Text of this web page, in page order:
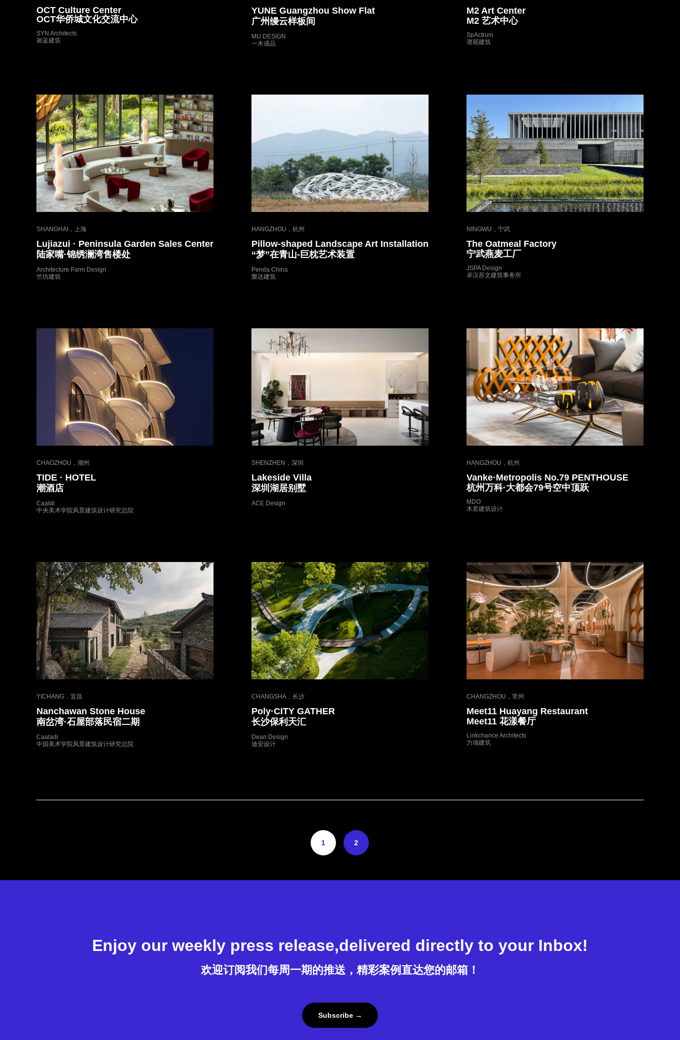
1 2
CHAOZHOU，潮州
TIDE · HOTEL
潮酒店
Caaldi
中央美术学院风景建筑设计研究总院
SHENZHEN，深圳
Lakeside Villa
深圳湖居别墅
ACE Design
HANGZHOU，杭州
Vanke·Metropolis No.79 PENTHOUSE
杭州万科·大都会79号空中顶跃
MDO
木君建筑设计
OCT Culture Center
OCT华侨城文化交流中心
SYN Architects
袈蓝建筑
YUNE Guangzhou Show Flat
广州缦云样板间
MU DESIGN
一木成品
M2 Art Center
M2 艺术中心
SpActrum
谱观建筑
SHANGHAI，上海
Lujiazui · Peninsula Garden Sales Center
陆家嘴·锦绣澜湾售楼处
Architecture Farm Design
竺坊建筑
HANGZHOU，杭州
Pillow-shaped Landscape Art Installation
“梦”在青山-巨枕艺术装置
Penda China
槃达建筑
NINGWU，宁武
The Oatmeal Factory
宁武燕麦工厂
JSPA Design
卓汉苏文建筑事务所
YICHANG，宜昌
Nanchawan Stone House
南岔湾·石屋部落民宿二期
Caaladi
中国美术学院风景建筑设计研究总院
CHANGSHA，长沙
Poly·CITY GATHER
长沙保利天汇
Dean Design
迪安设计
CHANGZHOU，常州
Meet11 Huayang Restaurant
Meet11 花漾餐厅
Linkchance Architects
力场建筑
Enjoy our weekly press release,delivered directly to your Inbox!
欢迎订阅我们每周一期的推送，精彩案例直达您的邮箱！
Subscribe →